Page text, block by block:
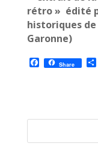
rétro » édité
historiques
Garonne)
F
a
o
Share P